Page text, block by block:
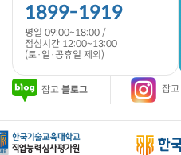
1899-1919
평일 09:00~18:00 /
점심시간 12:00~13:00
(토·일·공휴일 제외)
잡고 블로그 잡고